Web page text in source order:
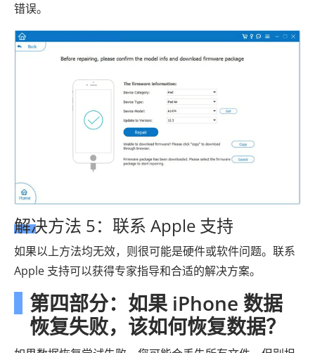
错误。
解决方法 5：联系 Apple 支持
如果以上方法均无效，则很可能是硬件或软件问题。联系
Apple 支持可以获得专家指导和合适的解决方案。
第四部分：如果 iPhone 数据
恢复失败，该如何恢复数据？